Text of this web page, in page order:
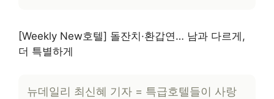
[Weekly New호텔] 돌잔치·환갑연… 남과 다르게,
더 특별하게
뉴데일리 최신혜 기자 = 특급호텔들이 사랑